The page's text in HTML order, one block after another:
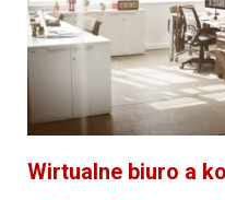
Wirtualne biuro a